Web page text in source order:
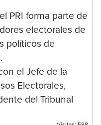
PRI forma parte de
electorales de
políticos de
el Jefe de la
Electorales,
del Tribunal